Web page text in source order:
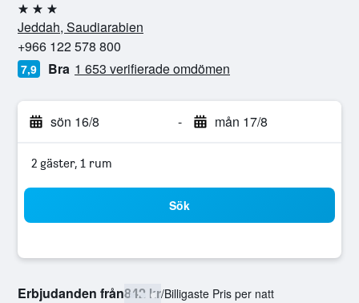
3 stjärnor
Jeddah, Saudiarabien
+966 122 578 800
7,9 Bra 1 653 verifierade omdömen
sön 16/8 - mån 17/8
2 gäster, 1 rum
Sök
Erbjudanden från842 kr/Billigaste Pris per natt